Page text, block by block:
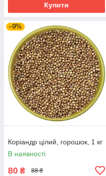
Купити
–9%
Коріандр цілий, горошок, 1 кг
В наявності
80 ₴ 88 ₴